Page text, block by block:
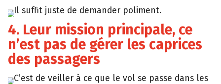
Il suffit juste de demander poliment.
4. Leur mission principale, ce
n’est pas de gérer les caprices
des passagers
C’est de veiller à ce que le vol se passe dans les